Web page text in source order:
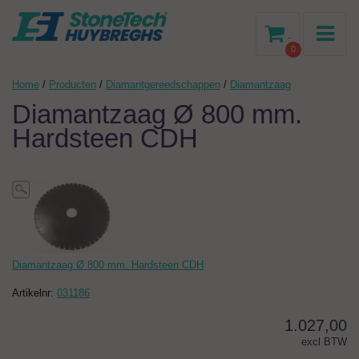
0
-
Home / Producten / Diamantgereedschappen / Diamantzaag
Diamantzaag Ø 800 mm.
Hardsteen CDH
Diamantzaag Ø 800 mm. Hardsteen CDH
Artikelnr: 031186
1.027,00
excl BTW